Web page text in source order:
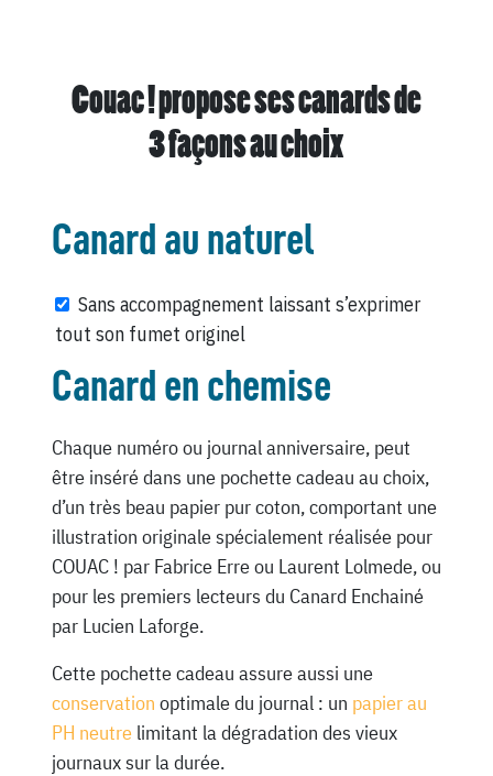
Couac ! propose ses canards de
3 façons au choix
Canard au naturel
Sans accompagnement laissant s’exprimer
tout son fumet originel
Canard en chemise
Chaque numéro ou journal anniversaire, peut
être inséré dans une pochette cadeau au choix,
d’un très beau papier pur coton, comportant une
illustration originale spécialement réalisée pour
COUAC ! par Fabrice Erre ou Laurent Lolmede, ou
pour les premiers lecteurs du Canard Enchainé
par Lucien Laforge.
Cette pochette cadeau assure aussi une
conservation optimale du journal : un papier au
PH neutrelimitant la dégradation des vieux
journaux sur la durée.